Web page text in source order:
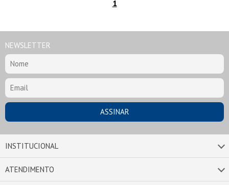
1
NEWSLETTER
INSTITUCIONAL
ATENDIMENTO